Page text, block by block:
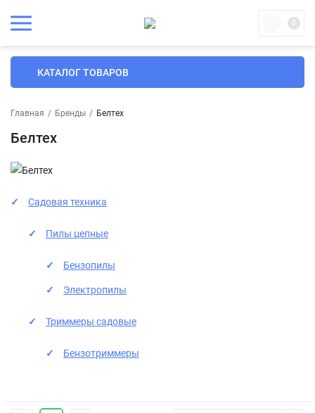
0
КАТАЛОГ ТОВАРОВ
Главная / Бренды / Белтех
Белтех
Садовая техника
Пилы цепные
Бензопилы
Электропилы
Триммеры садовые
Бензотриммеры